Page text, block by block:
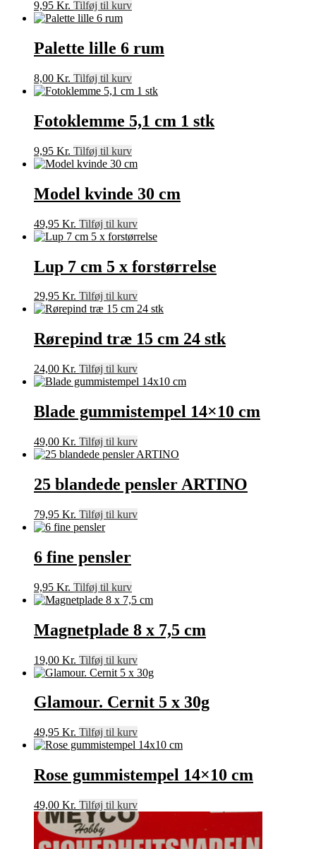
9,95 Kr. Tilføj til kurv
Palette lille 6 rum
8,00 Kr. Tilføj til kurv
Fotoklemme 5,1 cm 1 stk
9,95 Kr. Tilføj til kurv
Model kvinde 30 cm
49,95 Kr. Tilføj til kurv
Lup 7 cm 5 x forstørrelse
29,95 Kr. Tilføj til kurv
Rørepind træ 15 cm 24 stk
24,00 Kr. Tilføj til kurv
Blade gummistempel 14×10 cm
49,00 Kr. Tilføj til kurv
25 blandede pensler ARTINO
79,95 Kr. Tilføj til kurv
6 fine pensler
9,95 Kr. Tilføj til kurv
Magnetplade 8 x 7,5 cm
19,00 Kr. Tilføj til kurv
Glamour. Cernit 5 x 30g
49,95 Kr. Tilføj til kurv
Rose gummistempel 14×10 cm
49,00 Kr. Tilføj til kurv